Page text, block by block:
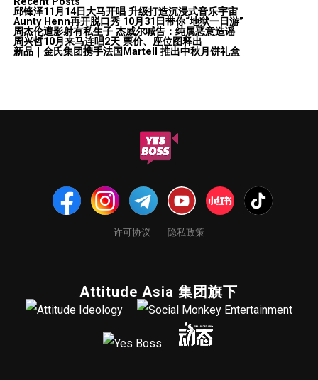
邱锋泽11月14日大马开唱 升级打造沉浸式音乐宇宙
Aunty Henn再开脱口秀 10月31日带你“地狱一日游”
周杰伦遭影射有私生子 杰威尔喊告：纯属恶意造谣
周兴哲10月来马连唱2天 票价、座位图释出
新品｜金氏集团携手法国Martell 推出中秋月饼礼盒
许可协议 隐私政策
Attitude Asia 集团旗下